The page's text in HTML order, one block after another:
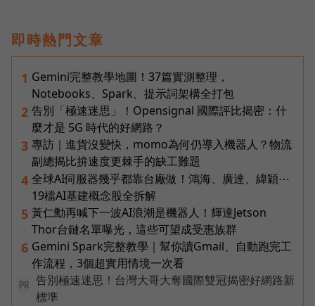
即時熱門文章
1 Gemini完整教學地圖！37篇實測整理，
Notebooks、Spark、提示詞架構全打包
2 告別「極速迷思」！Opensignal 國際評比揭密：什
麼才是 5G 時代的好網路？
3 專訪｜進貨沒變快，momo為何仍導入機器人？物流
副總揭比拚速度更棘手的缺工難題
4 全球AI伺服器幾乎都靠台廠做！鴻海、廣達、緯穎⋯
19檔AI基建概念股全拆解
5 黃仁勳再喊下一波AI浪潮是機器人！輝達Jetson
Thor台鏈名單曝光，這些可望成受惠族群
6 Gemini Spark完整教學｜幫你讀Gmail、自動跑完工
作流程，3個超實用情境一次看
PR
告別極速迷思！台灣大哥大奪國際雙冠揭密好網路新
標準